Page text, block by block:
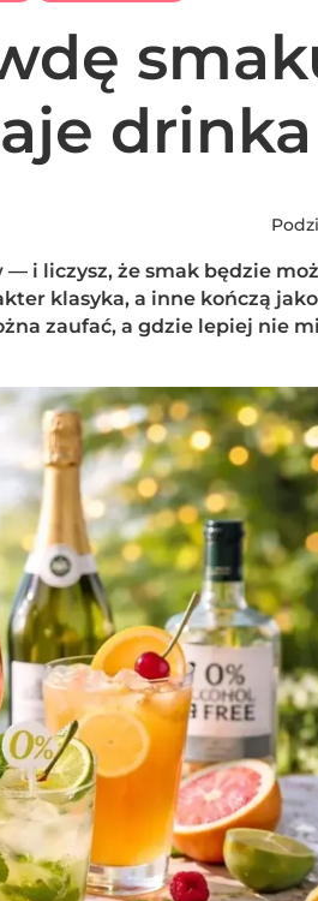
drinka
— i liczysz, że smak będzie
klasyka, a inne kończą jako
zaufać, a gdzie lepiej nie